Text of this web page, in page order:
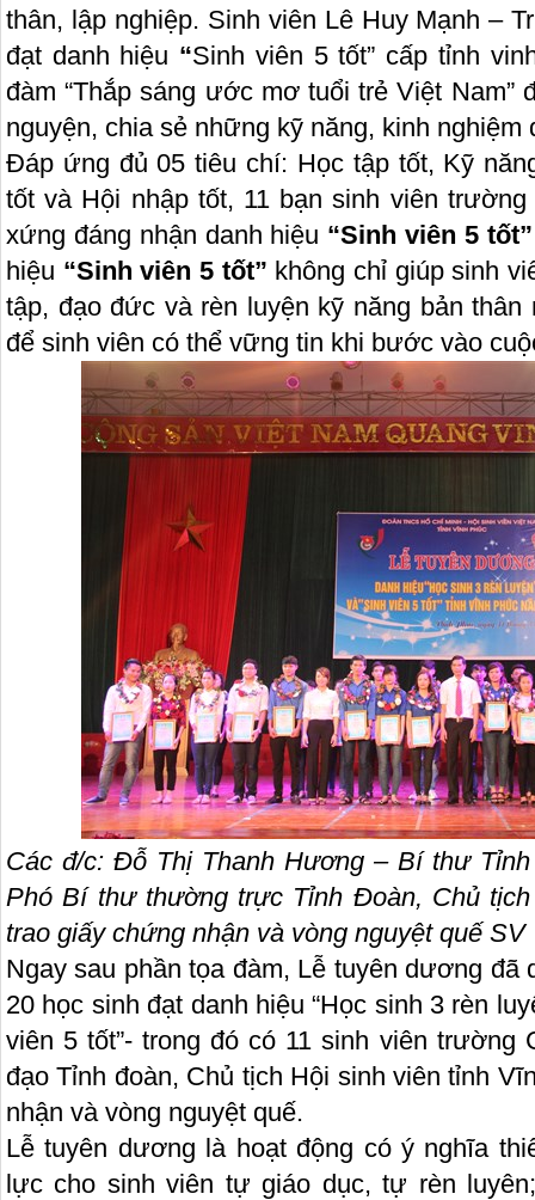
thân, lập nghiệp. Sinh viên Lê Huy Mạnh –
đạt danh hiệu “Sinh viên 5 tốt” cấp tỉnh
đàm “Thắp sáng ước mơ tuổi trẻ Việt Nam”
nguyện, chia sẻ những kỹ năng, kinh
Đáp ứng đủ 05 tiêu chí: Học tập tốt, Kỹ
tốt và Hội nhập tốt, 11 bạn sinh viên
xứng đáng nhận danh hiệu “Sinh viên 5 tốt”
hiệu “Sinh viên 5 tốt” không chỉ giúp sinh
tập, đạo đức và rèn luyện kỹ năng bản
để sinh viên có thể vững tin khi bước vào
Các đ/c: Đỗ Thị Thanh Hương – Bí thư
Phó Bí thư thường trực Tỉnh Đoàn, Chủ
trao giấy chứng nhận và vòng nguyệt quế SV
Ngay sau phần tọa đàm, Lễ tuyên dương đã
20 học sinh đạt danh hiệu “Học sinh 3 rèn
viên 5 tốt”- trong đó có 11 sinh viên
đạo Tỉnh đoàn, Chủ tịch Hội sinh viên tỉnh
nhận và vòng nguyệt quế.
Lễ tuyên dương là hoạt động có ý nghĩa
lực cho sinh viên tự giáo dục, tự rèn